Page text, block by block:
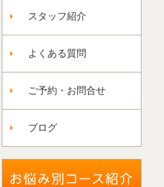
スタッフ紹介
よくある質問
ご予約・お問合せ
ブログ